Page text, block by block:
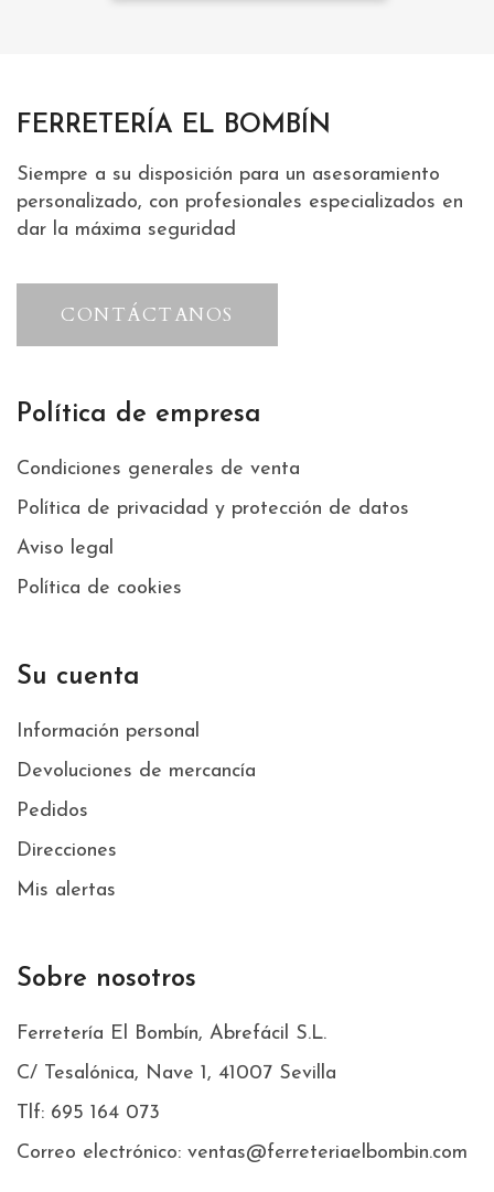
FERRETERÍA EL BOMBÍN
Siempre a su disposición para un asesoramiento
personalizado, con profesionales especializados en
dar la máxima seguridad
CONTÁCTANOS
Política de empresa
Condiciones generales de venta
Política de privacidad y protección de datos
Aviso legal
Política de cookies
Su cuenta
Información personal
Devoluciones de mercancía
Pedidos
Direcciones
Mis alertas
Sobre nosotros
Ferretería El Bombín, Abrefácil S.L.
C/ Tesalónica, Nave 1, 41007 Sevilla
Tlf: 695 164 073
Correo electrónico: ventas@ferreteriaelbombin.com